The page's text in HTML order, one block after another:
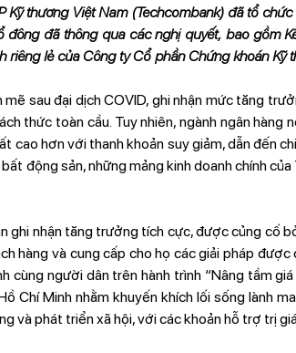
thương Việt Nam (Techcombank) đã tổ
đã thông qua các nghị quyết, bao gồm
lẻ của Công ty Cổ phần Chứng khoán Kỹ
sau đại dịch COVID, ghi nhận mức tăng
thức toàn cầu. Tuy nhiên, ngành ngân hàng
cao hơn với thanh khoản suy giảm, dẫn đến
động sản, những mảng kinh doanh chính
ghi nhận tăng trưởng tích cực, được củng cố
hàng và cung cấp cho họ các giải pháp được
cùng người dân trên hành trình “Nâng tầm
Chí Minh nhằm khuyến khích lối sống lành
và phát triển xã hội, với các khoản hỗ trợ trị